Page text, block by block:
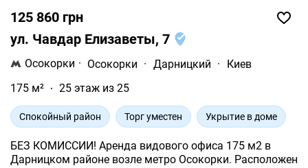
125 860 грн
ул. Чавдар Елизаветы, 7
Осокорки · Осокорки · Дарницкий ·
Киев
175 м²
25 этаж из 25
Спокойный район Торг уместен Укрытие в доме
БЕЗ КОМИССИИ! Аренда видового офиса 175 м2 в
Дарницком районе возле метро Осокорки. Расположен